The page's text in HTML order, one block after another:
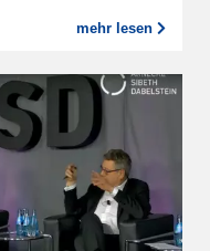
mehr lesen